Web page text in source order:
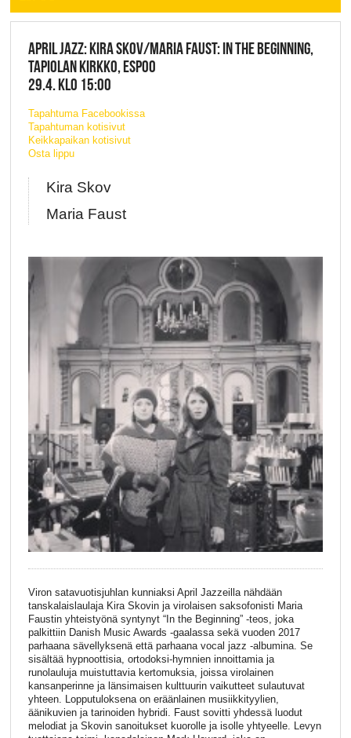
APRIL JAZZ: KIRA SKOV/MARIA FAUST: IN THE BEGINNING,
TAPIOLAN KIRKKO, ESPOO
29.4. KLO 15:00
Tapahtuma Facebookissa
Tapahtuman kotisivut
Keikkapaikan kotisivut
Osta lippu
Kira Skov
Maria Faust
Viron satavuotisjuhlan kunniaksi April Jazzeilla nähdään
tanskalaislaulaja Kira Skovin ja virolaisen saksofonisti Maria
Faustin yhteistyönä syntynyt “In the Beginning” -teos, joka
palkittiin Danish Music Awards -gaalassa sekä vuoden 2017
parhaana sävellyksenä että parhaana vocal jazz -albumina. Se
sisältää hypnoottisia, ortodoksi-hymnien innoittamia ja
runolauluja muistuttavia kertomuksia, joissa virolainen
kansanperinne ja länsimaisen kulttuurin vaikutteet sulautuvat
yhteen. Lopputuloksena on eräänlainen musiikkityylien,
äänikuvien ja tarinoiden hybridi. Faust sovitti yhdessä luodut
melodiat ja Skovin sanoitukset kuorolle ja isolle yhtyeelle. Levyn